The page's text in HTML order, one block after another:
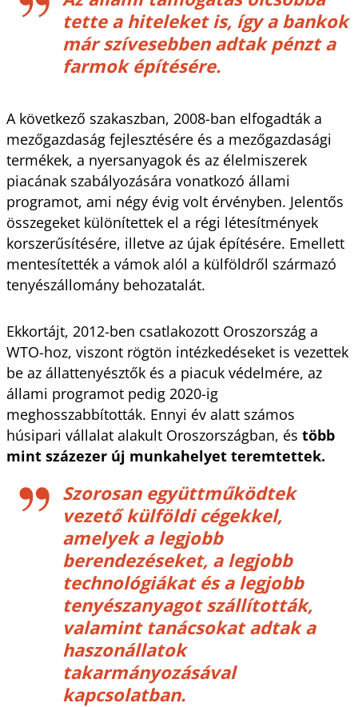
tette a hiteleket is, így a bankok
már szívesebben adtak pénzt a
farmok építésére.
A következő szakaszban, 2008-ban elfogadták a
mezőgazdaság fejlesztésére és a mezőgazdasági
termékek, a nyersanyagok és az élelmiszerek
piacának szabályozására vonatkozó állami
programot, ami négy évig volt érvényben. Jelentős
összegeket különítettek el a régi létesítmények
korszerűsítésére, illetve az újak építésére. Emellett
mentesítették a vámok alól a külföldről származó
tenyészállomány behozatalát.
Ekkortájt, 2012-ben csatlakozott Oroszország a
WTO-hoz, viszont rögtön intézkedéseket is vezettek
be az állattenyésztők és a piacuk védelmére, az
állami programot pedig 2020-ig
meghosszabbították. Ennyi év alatt számos
húsipari vállalat alakult Oroszországban, és több
mint százezer új munkahelyet teremtettek.
Szorosan együttműködtek
vezető külföldi cégekkel,
amelyek a legjobb
berendezéseket, a legjobb
technológiákat és a legjobb
tenyészanyagot szállították,
valamint tanácsokat adtak a
haszonállatok
takarmányozásával
kapcsolatban.